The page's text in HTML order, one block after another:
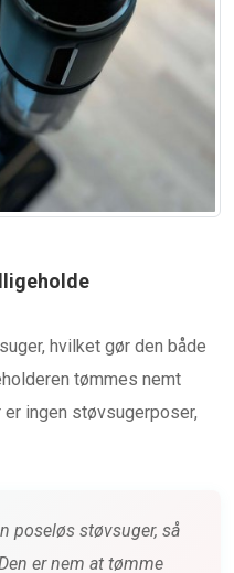
hvilket gør den både
tømmes nemt
ingen støvsugerposer,
poseløs støvsuger, så
er nem at tømme